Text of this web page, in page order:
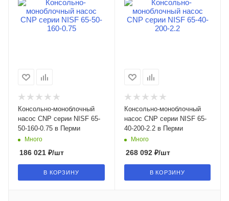
Консольно-моноблочный
насос CNP серии NISF 65-
50-160-0.75 в Перми
Много
186 021 ₽/шт
В КОРЗИНУ
Консольно-моноблочный
насос CNP серии NISF 65-
40-200-2.2 в Перми
Много
268 092₽/шт
В КОРЗИНУ